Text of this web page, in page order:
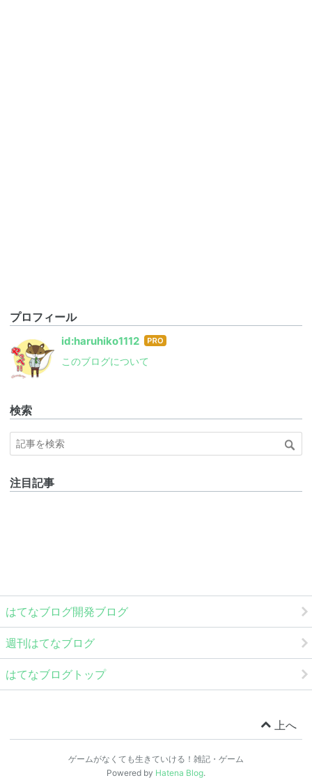
プロフィール
id:haruhiko1112 はて
ログ
このブログについて
検索
注目記事
はてなブログ開発ブログ
週刊はてなブログ
はてなブログトップ
上へ
ゲームがなくても生きていける！雑記・ゲーム
Powered by Hatena Blog.